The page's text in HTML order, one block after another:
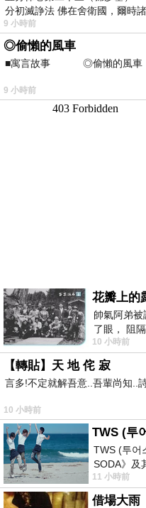
分初滅諍法 佛在舍衛國，爾時
9 小時前
◎偷懶的風車
■寓言故事 ◎偷懶的風車
⊕潘文
常颳風的山丘上—&m
9 小時前
花瓣上的
帥氣阿弟
了眼， 阻
什麼顏色衣
10 小時前
【轉貼】天 地 侘 寂
言多!不定就解吾意..吾輩尚知..
10 小時前
TWS (투
TWS (투어
SODA》及
一經發布，
11 小時前
借場大雨